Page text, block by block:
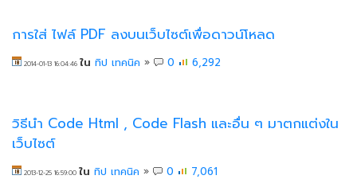
การใส่ ไฟล์ PDF ลงบนเว็บไซต์เพื่อดาวน์โหลด
2014-01-13 16:04:46 ใน ทิป เทคนิค » 0 6,292
วิธีนำ Code Html , Code Flash และอื่น ๆ มาตกแต่งใน
เว็บไซต์
2013-12-25 16:59:00 ใน ทิป เทคนิค » 0 7,061